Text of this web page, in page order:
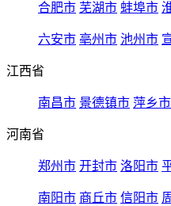
合肥市 芜湖市 蚌埠市
六安市 亳州市 池州市
江西省
南昌市 景德镇市 萍乡市
河南省
郑州市 开封市 洛阳市
南阳市 商丘市 信阳市